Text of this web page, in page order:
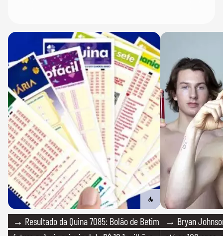
→ Resultado da Quina 7085: Bolão de Betim
→ Bryan